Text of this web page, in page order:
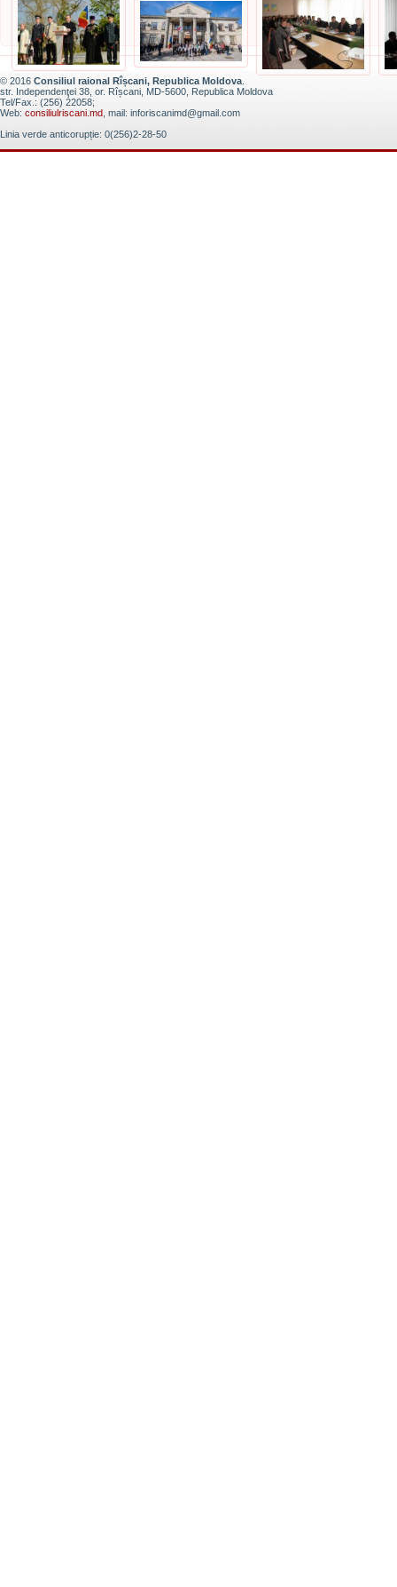
© 2016 Consiliul raional Rîșcani, Republica Moldova
str. Independenţei 38, or. Rîșcani, MD-5600, Republica Moldova
Tel/Fax.: (256) 22058;
Web: consiliulriscani.md , mail: inforiscanimd@gmail.com
Linia verde anticorupție: 0(256)2-28-50